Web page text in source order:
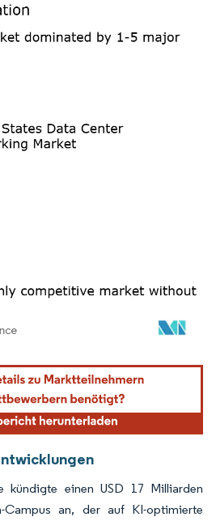
erfordert Namensnennung gemäß
kündigte einen USD 17 Milliarden
Campus an, der auf KI-optimierte